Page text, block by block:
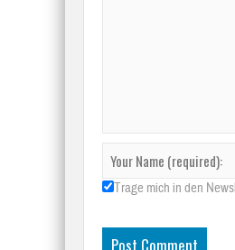
Trage mich in den